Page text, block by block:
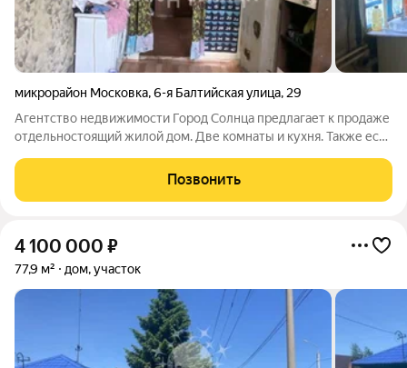
микрорайон Московка,6-я Балтийская улица, 29
Агентство недвижимости Город Солнца предлагает к продаже
отдельностоящий жилой дом. Две комнаты и кухня. Также есть
доме центральная, отопление - водяное, канализация - септик,
электричество.
Позвонить
4 100 000 ₽
77,9 м² дом, участок